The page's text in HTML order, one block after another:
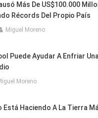
Más De US$100.000
Récords Del Propio País
Miguel Moreno
Puede Ayudar A Enfriar
Moreno
Está Haciendo A La Tierra